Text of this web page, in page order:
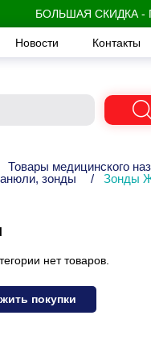
БОЛЬШАЯ СКИДКА -
Новости Контакты
Товары медицинского
зонды
/ Зонды
нет товаров.
покупки